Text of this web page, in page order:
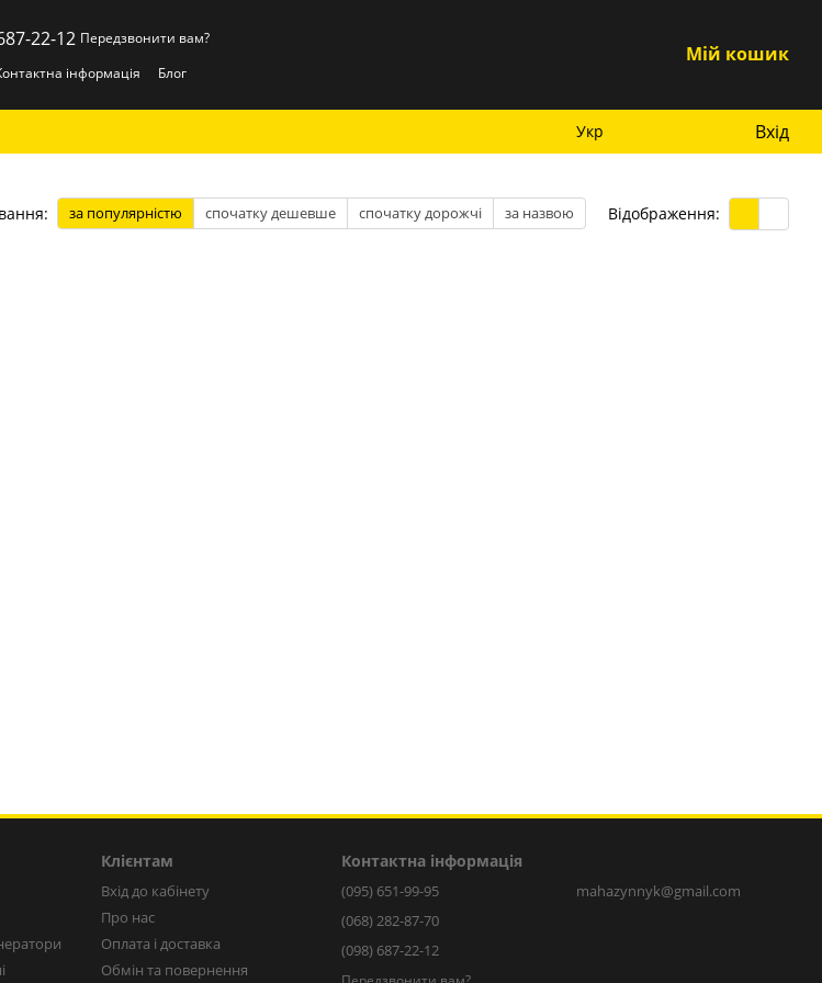
22-12 Передзвонити вам?
інформація Блог
Мій кошик
Укр Вхід
за популярністю спочатку дешевше спочатку дорожчі за назвою Відображення:
Клієнтам
Вхід до кабінету
Про нас
Оплата і доставка
Обмін та повернення
Контактна інформація
(095) 651-99-95
(068) 282-87-70
(098) 687-22-12
mahazynnyk@gmail.com